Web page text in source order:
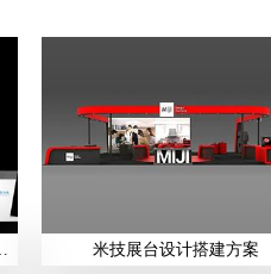
米技展台设计搭建方案